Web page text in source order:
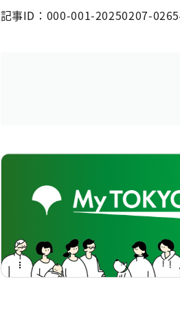
記事ID：000-001-20250207-